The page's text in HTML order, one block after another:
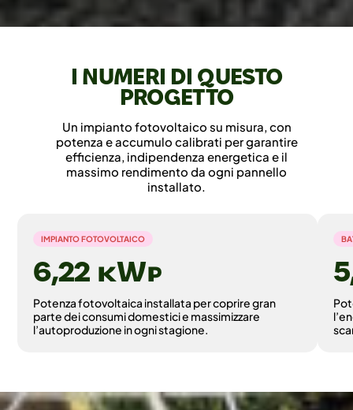
I NUMERI DI QUESTO
PROGETTO
Un impianto fotovoltaico su misura, con
potenza e accumulo calibrati per garantire
efficienza, indipendenza energetica e il
massimo rendimento da ogni pannello
installato.
IMPIANTO FOTOVOLTAICO
Potenza fotovoltaica installata per coprire gran
parte dei consumi domestici e massimizzare
l’autoproduzione in ogni stagione.
6,22 ©